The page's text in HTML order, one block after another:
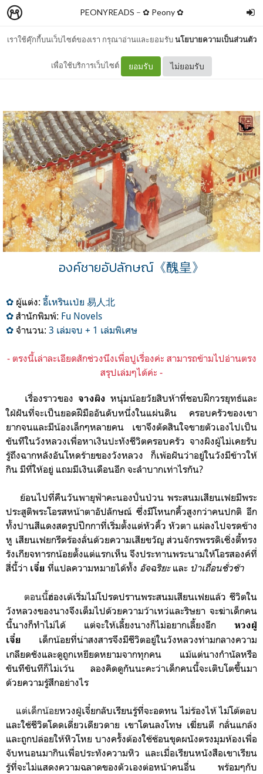
เราใช้คุ๊กกี้บนเว็บไซต์ของเรา กรุณาอ่านและยอมรับนโยบายความเป็นส่วนตัว
เพื่อใช้บริการเว็บไซต์ ยอมรับ ไม่ยอมรับ
PEONYREADS – ✿ Peony ✿
รีวิว องค์ชายอัปลักษณ์
องค์ชายอัปลักษณ์《醜皇》
✿ ผู้แต่ง: อี้เหรินเป่ย 易人北
✿ สำนักพิมพ์: Fu Novels
✿ จำนวน: 3 เล่มจบ + 1 เล่มพิเศษ
- ตรงนี้เล่าละเอียดสักช่วงนึงเพื่อปูเรื่องค่ะ สามารถข้ามไปอ่านตรง
สรุปเล่มๆได้ค่ะ -
เรื่องราวของ จางผิง หนุ่มน้อยวัยสิบห้าที่ชอบฝึกวรยุทธ์และ
ใฝ่ฝันที่จะเป็นยอดฝีมืออันดับหนึ่งในแผ่นดิน ครอบครัวของเขา
ยากจนและมีน้องเล็กๆหลายคน เขาจึงตัดสินใจขายตัวเองไปเป็น
ขันทีในวังหลวงเพื่อหาเงินปะทังชีวิตครอบครัว จางผิงผู้ไม่เคยรับ
รู้ถึงฉากหลังอันโหดร้ายของวังหลวง ก็เพ้อฝันว่าอยู่ในวังมีข้าวให้
กิน มีที่ให้อยู่ แถมมีเงินเดือนอีก จะลำบากเท่าไรกัน?
ย้อนไปที่คืนวันพายุฟ้าคะนองปั่นป่วน พระสนมเสียนเฟยมีพระ
ประสูติพระโอรสหน้าตาอัปลักษณ์ ซึ่งมีโหนกคิ้วสูงกว่าคนปกติ อีก
ทั้งปานสีแดงสดรูปปีกกาที่เริ่มตั้งแต่หัวคิ้ว หัวตา แผ่ลงไปจรดข้าง
หู เสียนเฟยกรีดร้องลั่นด้วยความเสียขวัญ ส่วนจักรพรรดิเซิ่งตี้ทรง
รังเกียจทารกน้อยตั้งแต่แรกเห็น จึงประทานพระนามให้โอรสองค์ที่
สี่นี้ว่า เจี๋ย ที่แปลความหมายได้ทั้ง อัจฉริยะและ ป่าเถื่อนชั่วช้า
ตอนนี้ฮ่องเต้เริ่มไม่โปรดปรานพระสนมเสียนเฟยแล้วชีวิตใน
วังหลวงของนางจึงเต็มไปด้วยความว้าเหว่และริษยา จะฆ่าเด็กคน
นี้นางก็ทำไม่ได้ แต่จะให้เลี้ยงนางก็ไม่อยากเลี้ยงอีก หวงฝู่
เจี๋ย เด็กน้อยที่น่าสงสารจึงมีชีวิตอยู่ในวังหลวงท่ามกลางความ
เกลียดชังและดูถูกเหยียดหยามจากทุกคน แม้แต่นางกำนัลหรือ
ขันทีขันทีก็ไม่เว้น ลองคิดดูกันนะคะว่าเด็กคนนี้จะเติบโตขึ้นมา
ด้วยความรู้สึกอย่างไร
แต่เด็กน้อยหวงฝู่เจี๋ยกลับเรียนรู้ที่จะอดทน ไม่ร้องไห้ ไม่โต้ตอบ
และใช้ชีวิตโดดเดี่ยวเดียวดาย เขาโดนลงโทษ เฆี่ยนตี กลั่นแกล้ง
และถูกปล่อยให้หิวโหย บางครั้งต้องใช้ช้อนขุดผนังตรงมุมห้องเพื่อ
จับหนอนมากินเพื่อประทังความหิว และเมื่อเรียนหนังสือเขาเรียน
รู้ที่จะไม่แสดงความฉลาดของตัวเองต่อหน้าคนอื่น พร้อมๆกับ